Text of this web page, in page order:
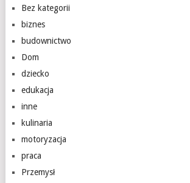
Bez kategorii
biznes
budownictwo
Dom
dziecko
edukacja
inne
kulinaria
motoryzacja
praca
Przemysł